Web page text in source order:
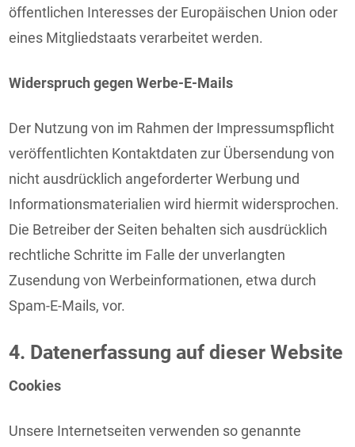
öffentlichen Interesses der Europäischen Union oder
eines Mitgliedstaats verarbeitet werden.
Widerspruch gegen Werbe-E-Mails
Der Nutzung von im Rahmen der Impressumspflicht
veröffentlichten Kontaktdaten zur Übersendung von
nicht ausdrücklich angeforderter Werbung und
Informationsmaterialien wird hiermit widersprochen.
Die Betreiber der Seiten behalten sich ausdrücklich
rechtliche Schritte im Falle der unverlangten
Zusendung von Werbeinformationen, etwa durch
Spam-E-Mails, vor.
4. Datenerfassung auf dieser Website
Cookies
Unsere Internetseiten verwenden so genannte